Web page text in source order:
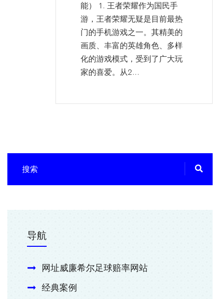
能） 1. 王者荣耀作为国民手
游，王者荣耀无疑是目前最热
门的手机游戏之一。其精美的
画质、丰富的英雄角色、多样
化的游戏模式，受到了广大玩
家的喜爱。从2...
导航
网址威廉希尔足球赔率网站
经典案例